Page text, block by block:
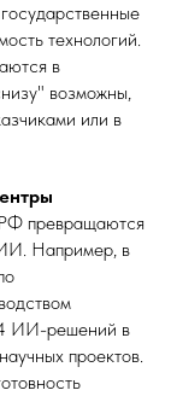
технологий.
в
возможны,
или в
превращаются
Например, в
ИИ-решений в
проектов.